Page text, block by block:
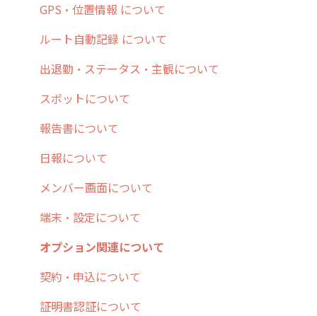
7. 初心者向けよくある質問集
8. 用語集
9. もっと便利に利用するための設定
10.ユーザー向けおすすめの使い方
【業界業種別】cyzen設定方法
報告書・行動種別
勤怠管理
活動通知
パフォーマンス
帳票出力
メッセージ・ファイル添付
商品
各種設定・その他
日報
履歴
メンバー
メッセージ
パフォーマンス
外部リンク
お知らせ
設定
ステータス・主観
報告書・行動種別
ユーザー・グループ管理
メッセージ機能
活動通知
内線電話
商品
各種設定・ログイン
安全走行支援
写真管理・高画質化
ダッシュボード（BI）・パフォーマンス
連携オプション
その他オプション
IP接続制限・端末認証設定
契約・その他
GPS・位置情報 について
ルート自動記録 について
出退勤・ステータス・主観について
スポットについて
報告書について
日報について
メンバー画面について
端末・設定について
オプション関連について
契約・申込について
証明書認証について